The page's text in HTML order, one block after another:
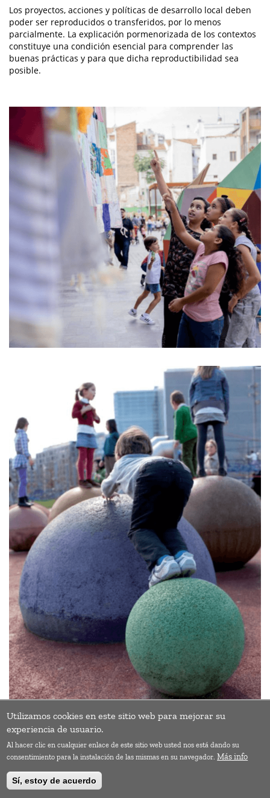
Los proyectos, acciones y políticas de desarrollo local deben
poder ser reproducidos o transferidos, por lo menos
parcialmente. La explicación pormenorizada de los contextos
constituye una condición esencial para comprender las
buenas prácticas y para que dicha reproductibilidad sea
posible.
Utilizamos cookies en este sitio web para mejorar su
experiencia de usuario.
Al hacer clic en cualquier enlace de este sitio web usted nos está dando su
consentimiento para la instalación de las mismas en su navegador. Más info
Sí, estoy de acuerdo